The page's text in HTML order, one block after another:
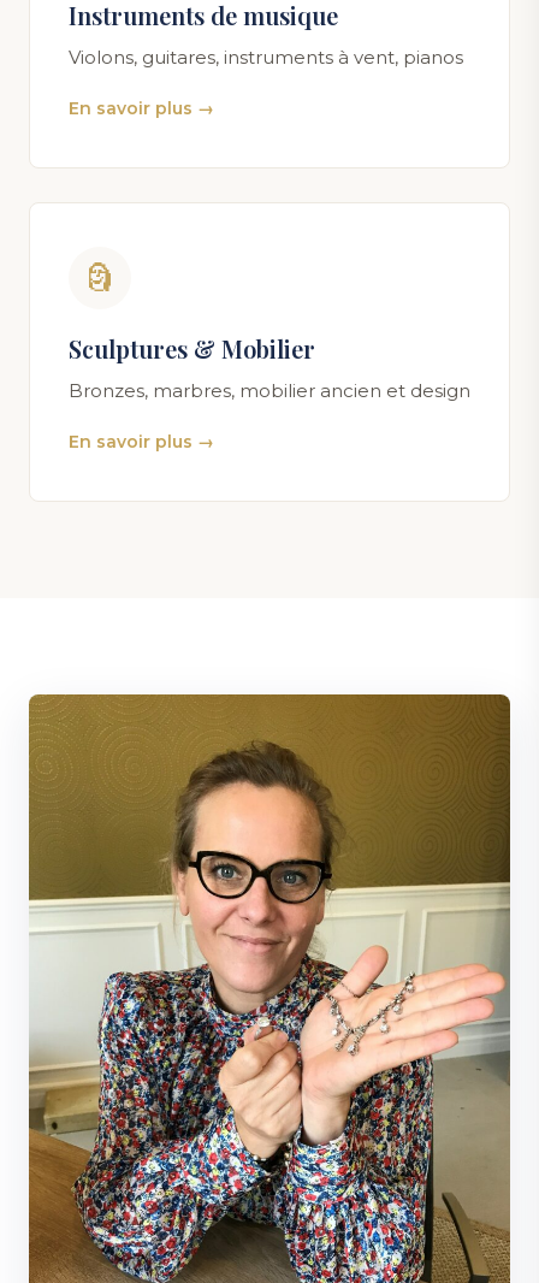
Instruments de musique
Violons, guitares, instruments à vent, pianos
En savoir plus →
🗿
Sculptures & Mobilier
Bronzes, marbres, mobilier ancien et design
En savoir plus →